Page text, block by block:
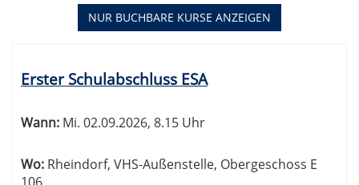
NUR BUCHBARE KURSE ANZEIGEN
Tabellenüberschriften
können
werden.
Erster Schulabschluss ESA
Wann: Mi. 02.09.2026, 8.15 Uhr
Wo: Rheindorf, VHS-Außenstelle, Obergeschoss E